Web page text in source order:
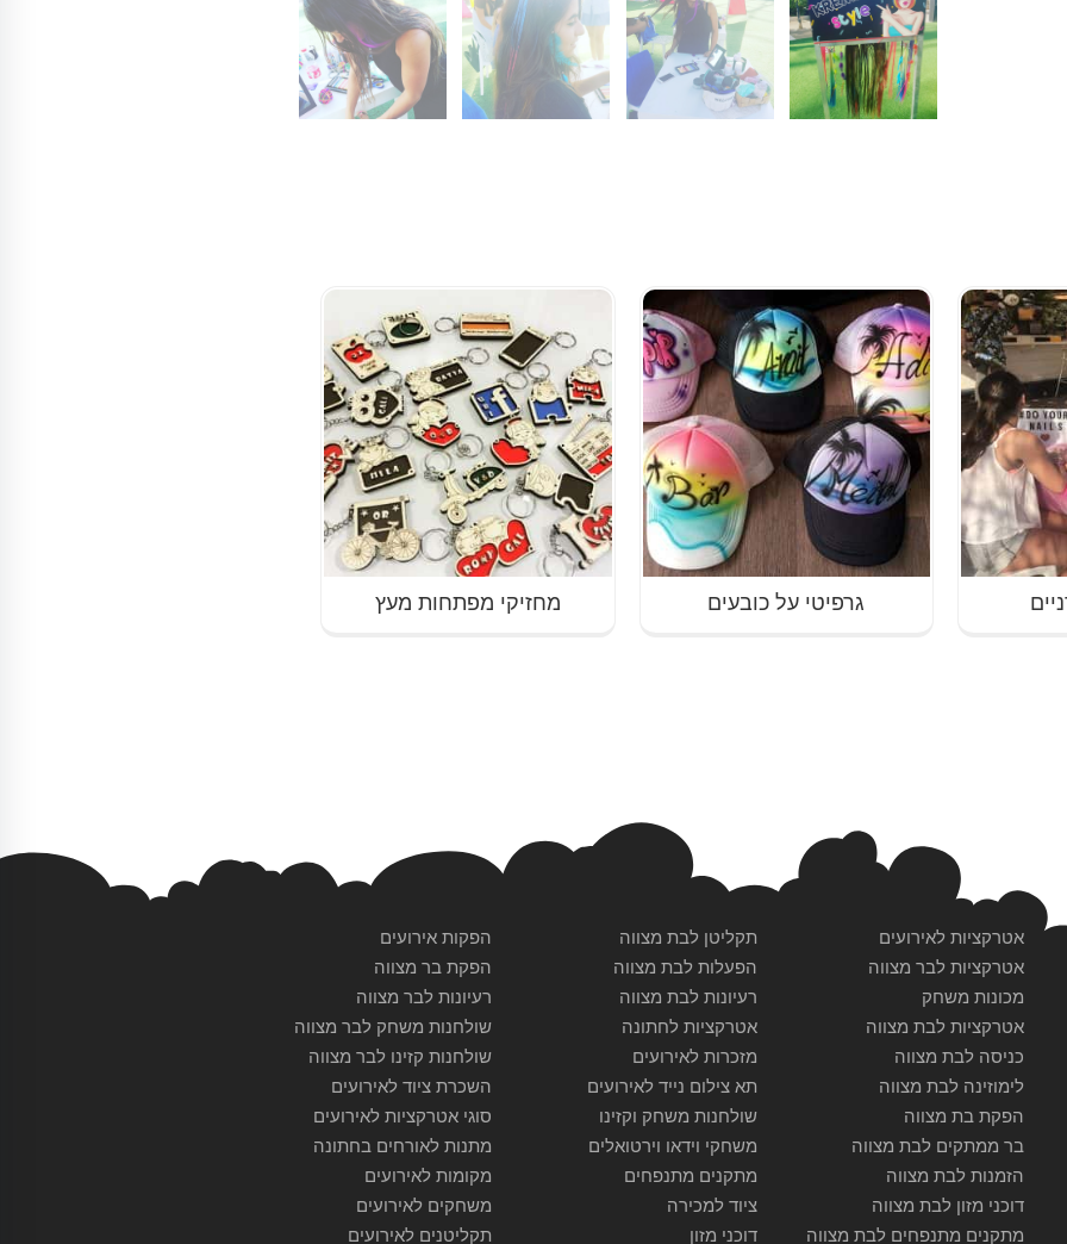
גרפיטי על כובעים מחזיקי מפתחות מעץ
אטרקציות לאירועים
אטרקציות לבר מצווה
מכונות משחק
אטרקציות לבת מצווה
כניסה לבת מצווה
לימוזינה לבת מצווה
הפקת בת מצווה
בר ממתקים לבת מצווה
הזמנות לבת מצווה
דוכני מזון לבת מצווה
מתקנים מתנפחים לבת מצווה
תקליטן לבת מצווה
הפעלות לבת מצווה
רעיונות לבת מצווה
אטרקציות לחתונה
מזכרות לאירועים
תא צילום נייד לאירועים
שולחנות משחק וקזינו
משחקי וידאו וירטואלים
מתקנים מתנפחים
ציוד למכירה
דוכני מזון
הפקות אירועים
הפקת בר מצווה
רעיונות לבר מצווה
שולחנות משחק לבר מצווה
שולחנות קזינו לבר מצווה
השכרת ציוד לאירועים
סוגי אטרקציות לאירועים
מתנות לאורחים בחתונה
מקומות לאירועים
משחקים לאירועים
תקליטנים לאירועים